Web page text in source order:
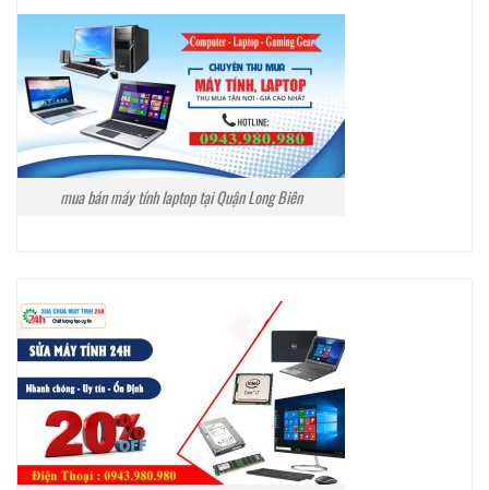
mua bán máy tính laptop tại Quận Long Biên